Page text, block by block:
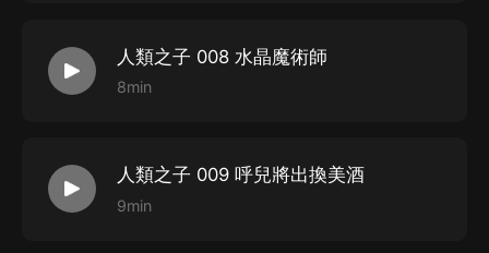
人類之子 008 水晶魔術師
8min
人類之子 009 呼兒將出換美酒
9min